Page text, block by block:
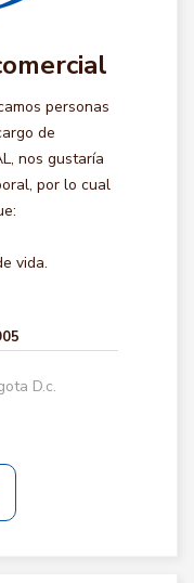
personas
de
nos gustaría
por lo cual
vida.
D.c.